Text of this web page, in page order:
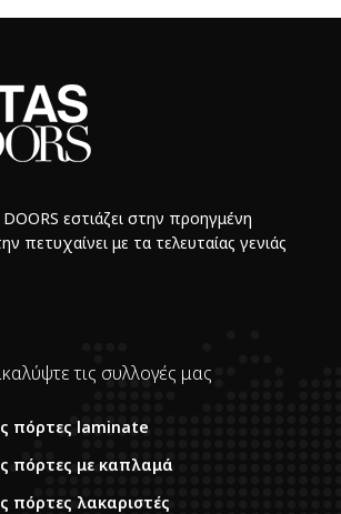
εστιάζει στην προηγμένη
πετυχαίνει με τα τελευταίας γενιάς
τις συλλογές μας
πόρτες laminate
πόρτες με καπλαμά
πόρτες λακαριστές